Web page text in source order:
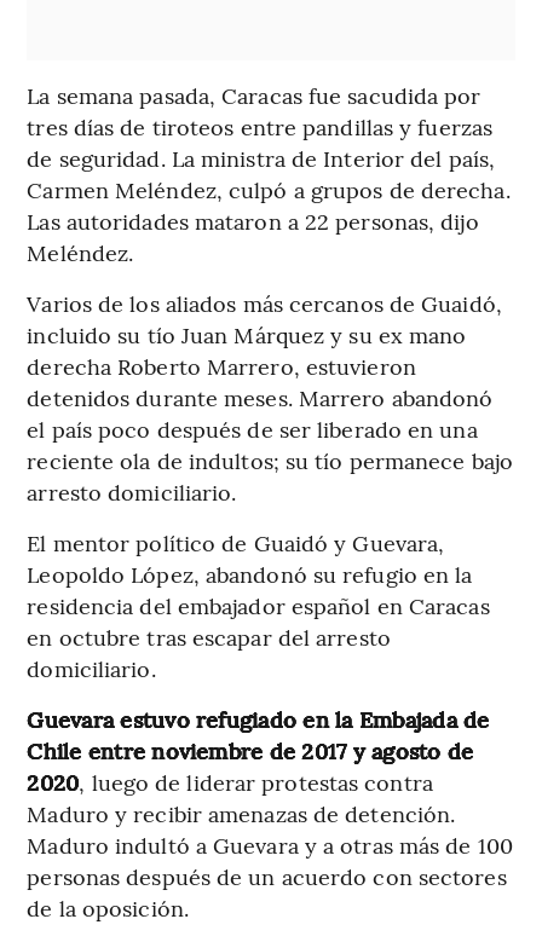
La semana pasada, Caracas fue sacudida por
tres días de tiroteos entre pandillas y fuerzas
de seguridad. La ministra de Interior del país,
Carmen Meléndez, culpó a grupos de derecha.
Las autoridades mataron a 22 personas, dijo
Meléndez.
Varios de los aliados más cercanos de Guaidó,
incluido su tío Juan Márquez y su ex mano
derecha Roberto Marrero, estuvieron
detenidos durante meses. Marrero abandonó
el país poco después de ser liberado en una
reciente ola de indultos; su tío permanece bajo
arresto domiciliario.
El mentor político de Guaidó y Guevara,
Leopoldo López, abandonó su refugio en la
residencia del embajador español en Caracas
en octubre tras escapar del arresto
domiciliario.
Guevara estuvo refugiado en la Embajada de
Chile entre noviembre de 2017 y agosto de
2020, luego de liderar protestas contra
Maduro y recibir amenazas de detención.
Maduro indultó a Guevara y a otras más de 100
personas después de un acuerdo con sectores
de la oposición.